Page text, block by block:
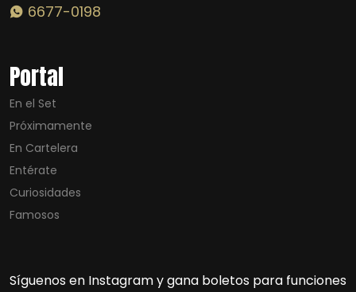
6677-0198
Portal
En el Set
Próximamente
En Cartelera
Entérate
Curiosidades
Famosos
Síguenos en Instagram y gana boletos para funciones